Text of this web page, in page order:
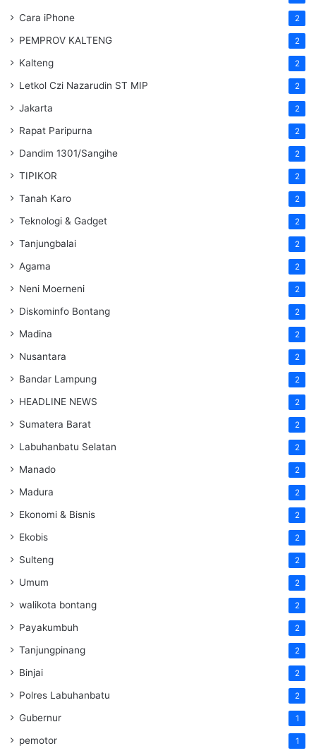
Cara iPhone 2
PEMPROV KALTENG 2
Kalteng 2
Letkol Czi Nazarudin ST MIP 2
Jakarta 2
Rapat Paripurna 2
Dandim 1301/Sangihe 2
TIPIKOR 2
Tanah Karo 2
Teknologi & Gadget 2
Tanjungbalai 2
Agama 2
Neni Moerneni 2
Diskominfo Bontang 2
Madina 2
Nusantara 2
Bandar Lampung 2
HEADLINE NEWS 2
Sumatera Barat 2
Labuhanbatu Selatan 2
Manado 2
Madura 2
Ekonomi & Bisnis 2
Ekobis 2
Sulteng 2
Umum 2
walikota bontang 2
Payakumbuh 2
Tanjungpinang 2
Binjai 2
Polres Labuhanbatu 2
Gubernur 1
pemotor 1